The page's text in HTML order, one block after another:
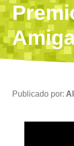
Publicado por: